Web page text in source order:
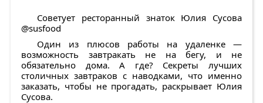
Советует ресторанный знаток Юлия Сусова
@susfood
Один из плюсов работы на удаленке —
возможность завтракать не на бегу, и не
обязательно дома. А где? Секреты лучших
столичных завтраков с наводками, что именно
заказать, чтобы не прогадать, раскрывает Юлия
Сусова.